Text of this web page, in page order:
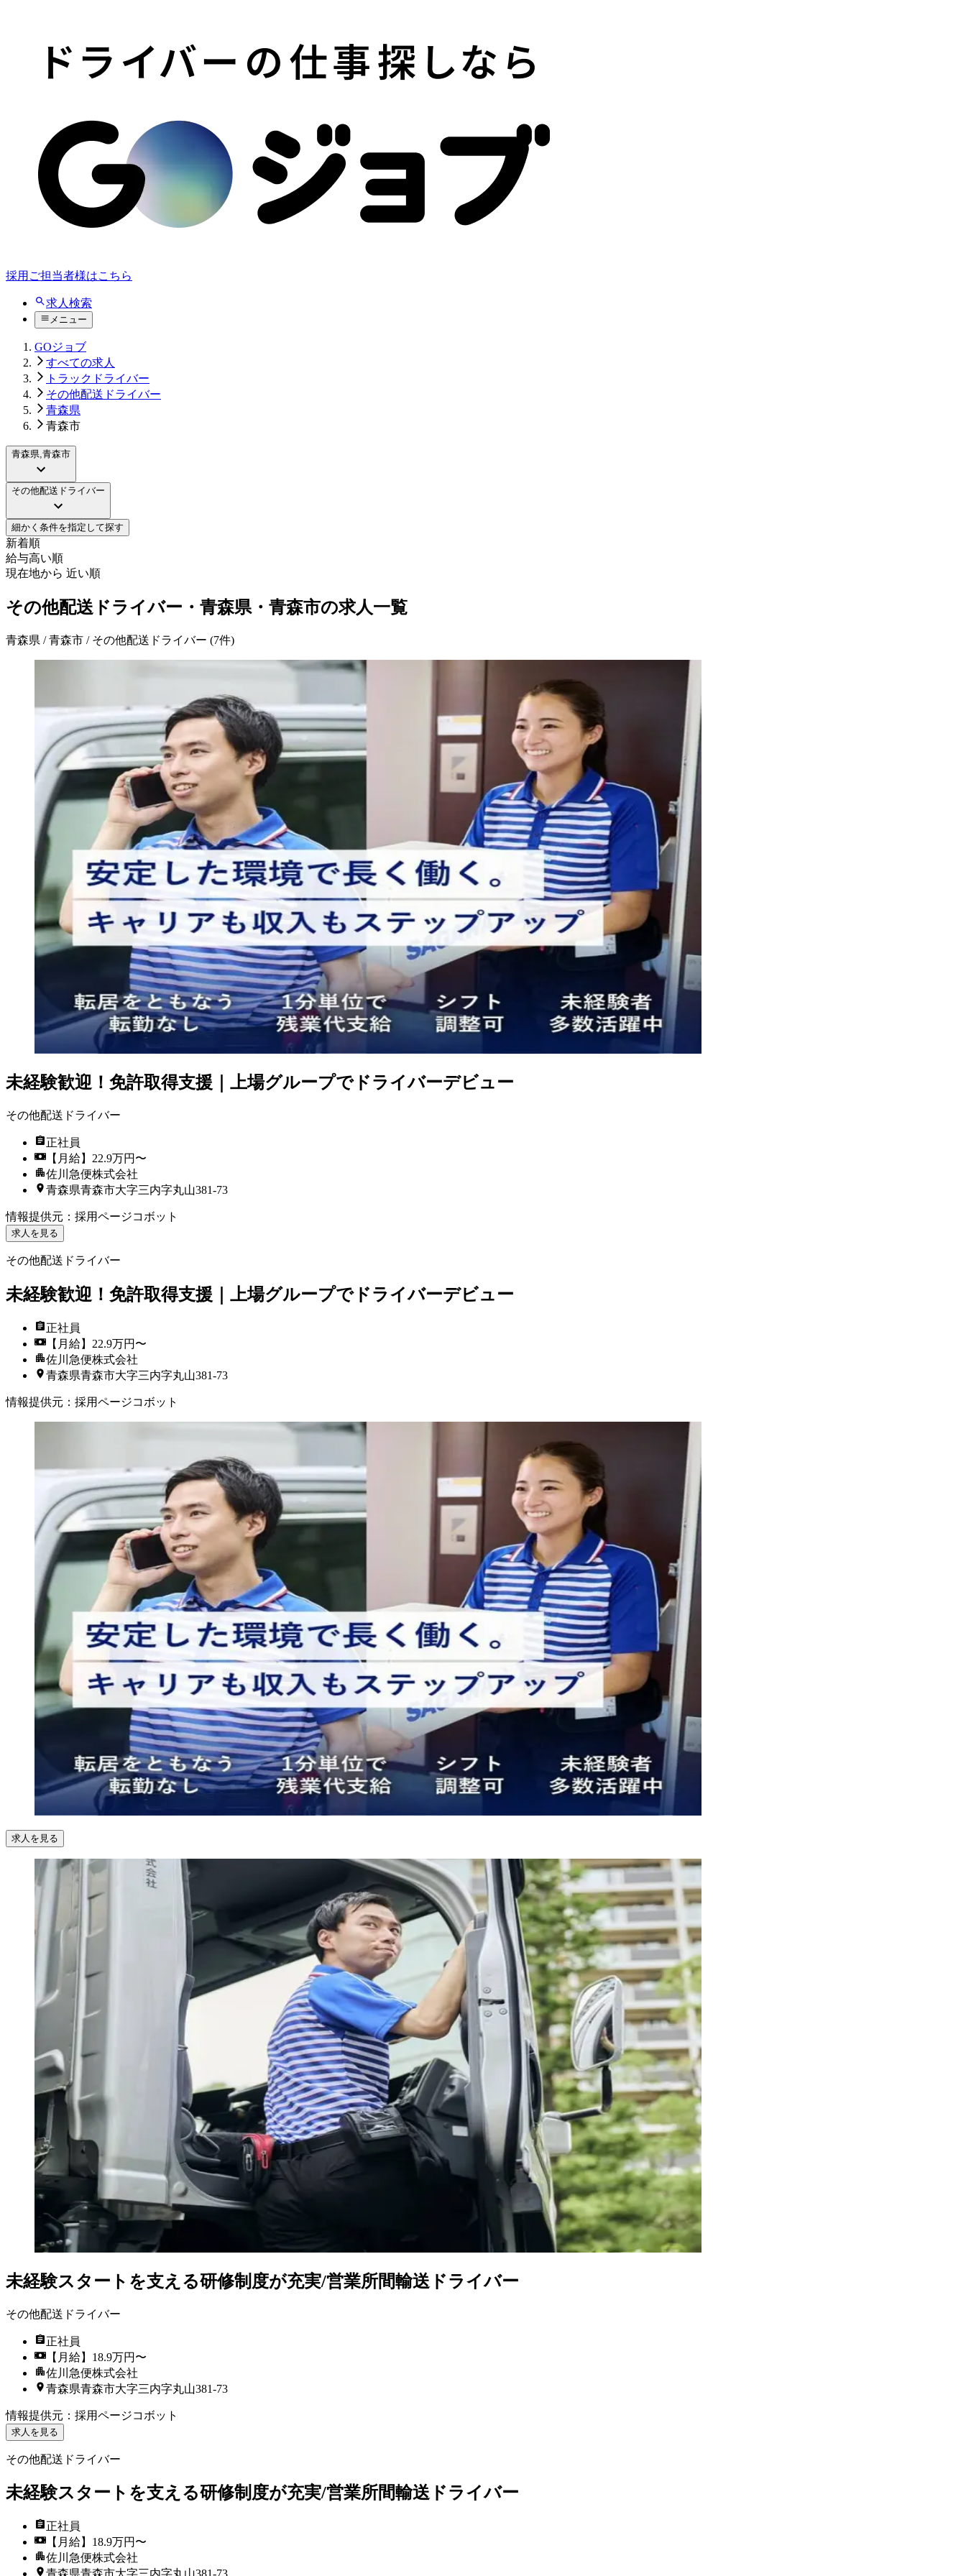
採用ご担当者様はこちら
求人検索
メニュー
GOジョブ
すべての求人
トラックドライバー
その他配送ドライバー
青森県
青森市
青森県,青森市
その他配送ドライバー
細かく条件を指定して探す
新着順
給与高い順
現在地から 近い順
その他配送ドライバー・青森県・青森市の求人一覧
青森県 / 青森市 / その他配送ドライバー (7件)
未経験歓迎！免許取得支援｜上場グループでドライバーデビュー
その他配送ドライバー
正社員
【月給】22.9万円〜
佐川急便株式会社
青森県青森市大字三内字丸山381-73
情報提供元 ： 採用ページコボット
求人を見る
その他配送ドライバー
未経験歓迎！免許取得支援｜上場グループでドライバーデビュー
正社員
【月給】22.9万円〜
佐川急便株式会社
青森県青森市大字三内字丸山381-73
情報提供元 ： 採用ページコボット
求人を見る
未経験スタートを支える研修制度が充実/営業所間輸送ドライバー
その他配送ドライバー
正社員
【月給】18.9万円〜
佐川急便株式会社
青森県青森市大字三内字丸山381-73
情報提供元 ： 採用ページコボット
求人を見る
その他配送ドライバー
未経験スタートを支える研修制度が充実/営業所間輸送ドライバー
正社員
【月給】18.9万円〜
佐川急便株式会社